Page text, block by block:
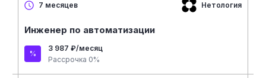
7 месяцев Нетология
Инженер по автоматизации
3 987 ₽/месяц
Рассрочка 0%